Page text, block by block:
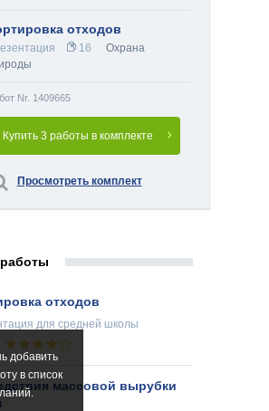
oтходов
16
Охрана
Nr. 1409665
Купить 3 работы в комплекте
Просмотреть комплект
добавить
в список
oтходов
для средней школы
массовой вырубки